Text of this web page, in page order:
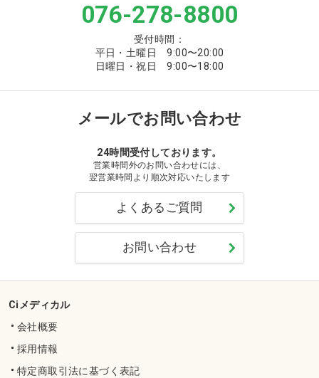
076-278-8800
受付時間：
平日・土曜日 9:00〜20:00
日曜日・祝日 9:00〜18:00
メールでお問い合わせ
24時間受付しております。
営業時間外のお問い合わせには、
翌営業時間より順次対応いたします
よくあるご質問
お問い合わせ
Ciメディカル
会社概要
採用情報
特定商取引法に基づく表記